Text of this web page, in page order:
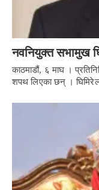
नवनियुक्त सभामुख
काठमाडौं, ६ माघ ।
शपथ लिएका छन् ।